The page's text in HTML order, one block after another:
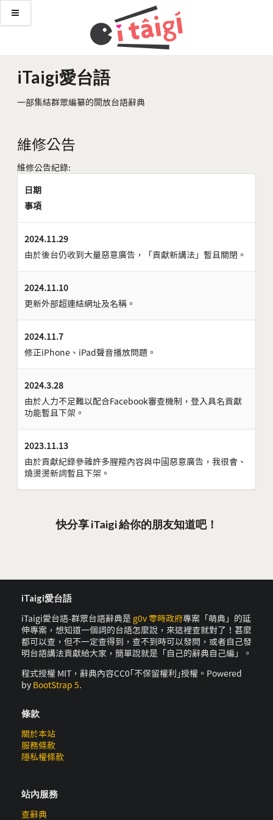
iTaigi愛台語
一部集結群眾編纂的開放台語辭典
維修公告
維修公告紀錄:
日期
事項
2024.11.29
由於後台仍收到大量惡意廣告，「貢獻新講法」暫且關閉。
2024.11.10
更新外部超連結網址及名稱。
2024.11.7
修正iPhone、iPad聲音播放問題。
2024.3.28
由於人力不足難以配合Facebook審查機制，登入具名貢獻
功能暫且下架。
2023.11.13
由於貢獻紀錄參雜許多腥羶內容與中國惡意廣告，我很會、
燒燙燙新詞暫且下架。
快分享 iTaigi 給你的朋友知道吧！
iTaigi愛台語
iTaigi愛台語-群眾台語辭典是 g0v 零時政府專案「萌典」的延
伸專案，想知道一個詞的台語怎麼說，來這裡查就對了！甚麼
都可以查，但不一定查得到，查不到時可以發問，或者自己發
明台語講法貢獻給大家，簡單說就是「自己的辭典自己編」。
程式授權 MIT，辭典內容CC0｢不保留權利｣授權。Powered
by BootStrap 5.
條款
關於本站
服務條款
隱私權條款
站內服務
查辭典